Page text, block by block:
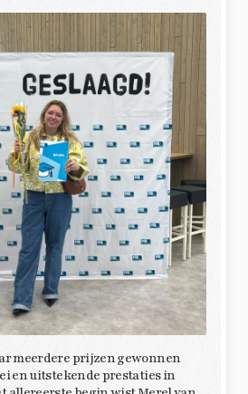
meerdere prijzen gewonnen
en uitstekende prestaties in